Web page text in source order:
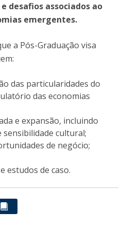
desafios associados ao
emergentes.
a Pós-Graduação visa
das particularidades do
das economias
e expansão, incluindo
sensibilidade cultural;
de negócio;
estudos de caso.